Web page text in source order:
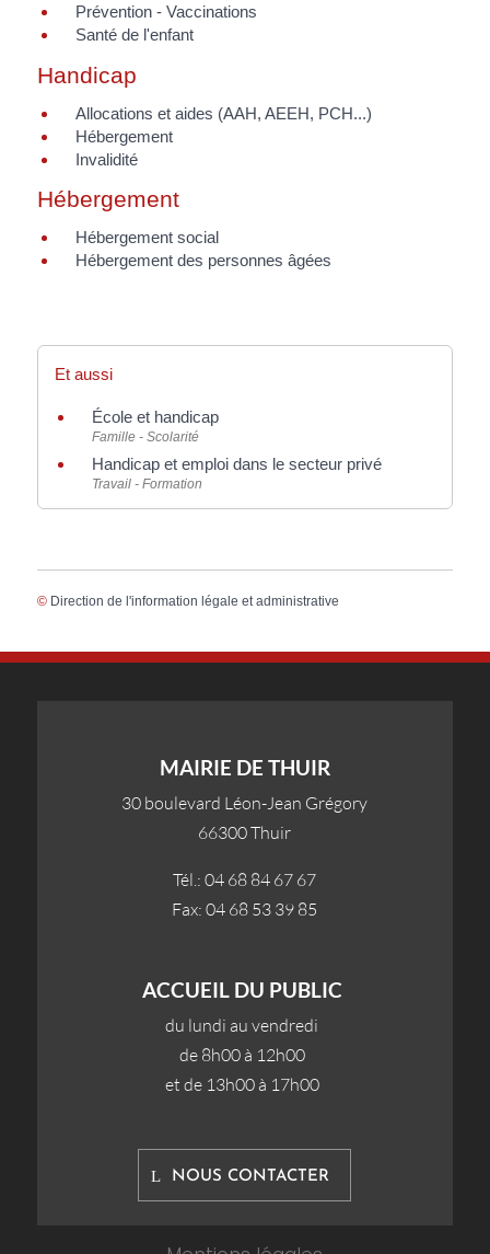
Prévention - Vaccinations
Santé de l'enfant
Handicap
Allocations et aides (AAH, AEEH, PCH...)
Hébergement
Invalidité
Hébergement
Hébergement social
Hébergement des personnes âgées
Et aussi
École et handicap
Famille - Scolarité
Handicap et emploi dans le secteur privé
Travail - Formation
© Direction de l'information légale et administrative
MAIRIE DE THUIR
30 boulevard Léon-Jean Grégory
66300 Thuir
Tél.: 04 68 84 67 67
Fax: 04 68 53 39 85
ACCUEIL DU PUBLIC
du lundi au vendredi
de 8h00 à 12h00
et de 13h00 à 17h00
NOUS CONTACTER